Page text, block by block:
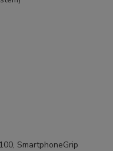
SmartphoneGrip